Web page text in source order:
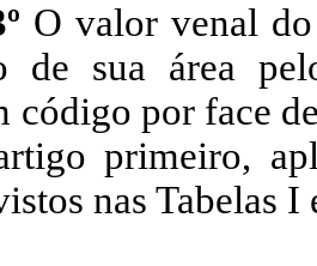
O valor venal
de sua área
código por face
primeiro,
nas Tabelas